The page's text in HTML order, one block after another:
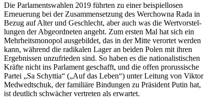
Die Par­la­ments­wah­len 2019 führten zu einer bei­spiel­lo­sen
Erneue­rung bei der Zusam­men­set­zung des Wer­chowna Rada in
Bezug auf Alter und Geschlecht, aber auch was die Wert­vor­stel­
lun­gen der Abge­ord­ne­ten angeht. Zum ersten Mal hat sich ein
Mehr­heits­mo­no­pol aus­ge­bil­det, das in der Mitte ver­or­tet werden
kann, während die radi­ka­len Lager an beiden Polen mit ihren
Ergeb­nis­sen unzu­frie­den sind. So haben es die natio­na­lis­ti­schen
Kräfte nicht ins Par­la­ment geschafft, und die offen pro­rus­si­sche
Partei „Sa Schyt­tia“ („Auf das Leben“) unter Leitung von Viktor
Med­wedt­schuk, der fami­liäre Bin­dun­gen zu Prä­si­dent Putin hat,
ist deut­lich schwä­cher ver­tre­ten als erwartet.